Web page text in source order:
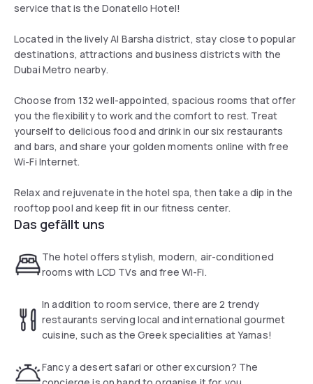
service that is the Donatello Hotel!
Located in the lively Al Barsha district, stay close to popular
destinations, attractions and business districts with the
Dubai Metro nearby.
Choose from 132 well-appointed, spacious rooms that offer
you the flexibility to work and the comfort to rest. Treat
yourself to delicious food and drink in our six restaurants
and bars, and share your golden moments online with free
Wi-Fi Internet.
Relax and rejuvenate in the hotel spa, then take a dip in the
rooftop pool and keep fit in our fitness center.
Das gefällt uns
The hotel offers stylish, modern, air-conditioned
rooms with LCD TVs and free Wi-Fi.
In addition to room service, there are 2 trendy
restaurants serving local and international gourmet
cuisine, such as the Greek specialities at Yamas!
Fancy a desert safari or other excursion? The